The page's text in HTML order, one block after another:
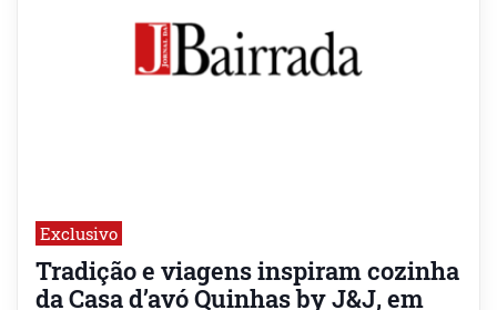
Exclusivo
Tradição e viagens inspiram cozinha
da Casa d’avó Quinhas by J&J, em